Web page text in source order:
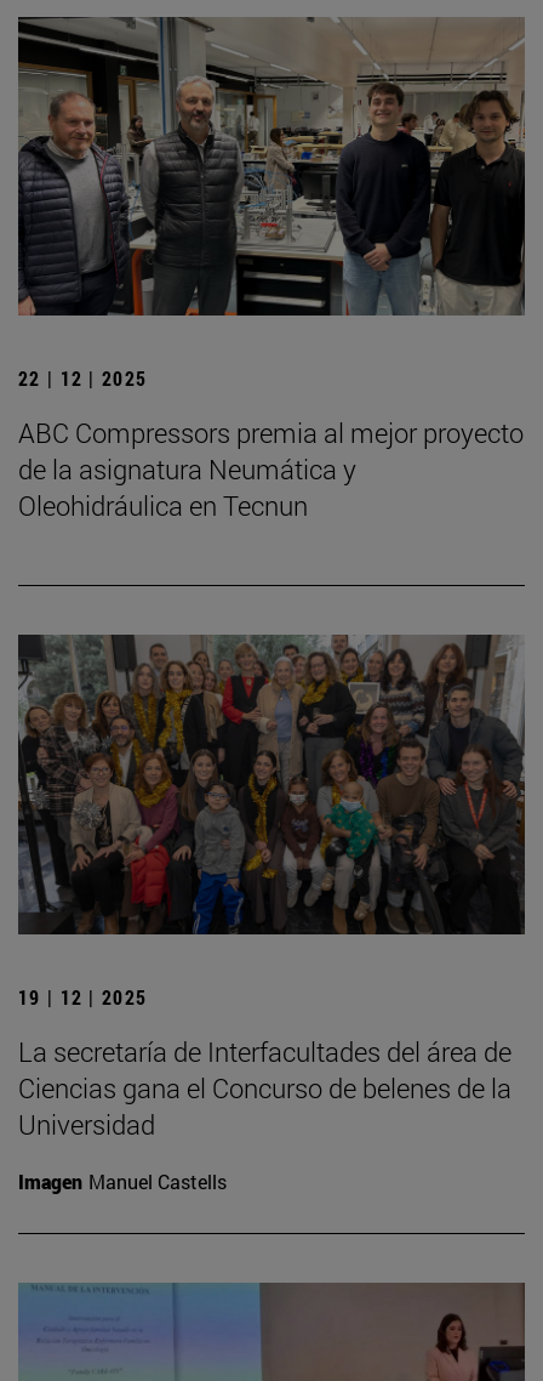
22 | 12 | 2025
ABC Compressors premia al mejor proyecto
de la asignatura Neumática y
Oleohidráulica en Tecnun
19 | 12 | 2025
La secretaría de Interfacultades del área de
Ciencias gana el Concurso de belenes de la
Universidad
Imagen Manuel Castells